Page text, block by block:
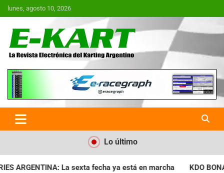
Saltar
al
lunes, agosto 10, 2026
E-Kart.com.ar | La Revista
Electrónica del Karting en
Argentina
Lo último
ya está en marcha KDO BONAERENSE: Con la vara bien